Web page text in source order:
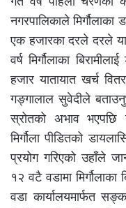
नगरपालिकाले
एक हजारका दरले दरले
वर्ष मिर्गौलाका
हजार यातायात खर्च
गङ्गालाल सुवेदीले
स्रोतको अभाव भएपछि
मिर्गौला पीडितको
प्रयोग गरिएको उहाँले
१२ वटै वडामा
वडा कार्यालयमार्फत